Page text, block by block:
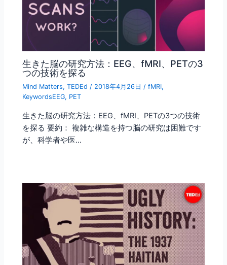
生きた脳の研究方法：EEG、fMRI、PETの3
つの技術を探る
Mind Matters,TEDEd / 2018年4月26日 /fMRI,
KeywordsEEG, PET
生きた脳の研究方法：EEG、fMRI、PETの3つの技術
を探る 要約： 複雑な構造を持つ脳の研究は困難です
が、科学者や医…